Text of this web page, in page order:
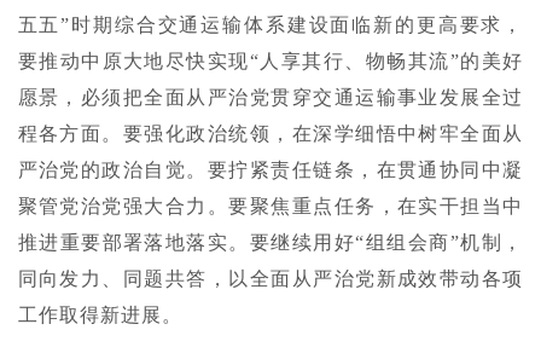
五五”时期综合交通运输体系建设面临新的更高要求，
要推动中原大地尽快实现“人享其行、物畅其流”的美好
愿景，必须把全面从严治党贯穿交通运输事业发展全过
程各方面。要强化政治统领，在深学细悟中树牢全面从
严治党的政治自觉。要拧紧责任链条，在贯通协同中凝
聚管党治党强大合力。要聚焦重点任务，在实干担当中
推进重要部署落地落实。要继续用好“组组会商”机制，
同向发力、同题共答，以全面从严治党新成效带动各项
工作取得新进展。